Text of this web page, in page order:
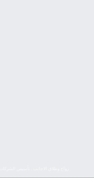
زواج وطلاق الاجانب , تأسيس